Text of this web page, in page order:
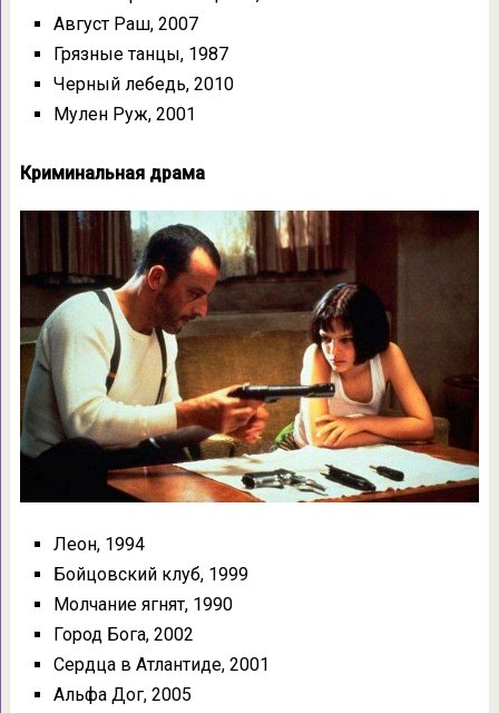
Август Раш, 2007
Грязные танцы, 1987
Черный лебедь, 2010
Мулен Руж, 2001
Криминальная драма
Леон, 1994
Бойцовский клуб, 1999
Молчание ягнят, 1990
Город Бога, 2002
Сердца в Атлантиде, 2001
Альфа Дог, 2005